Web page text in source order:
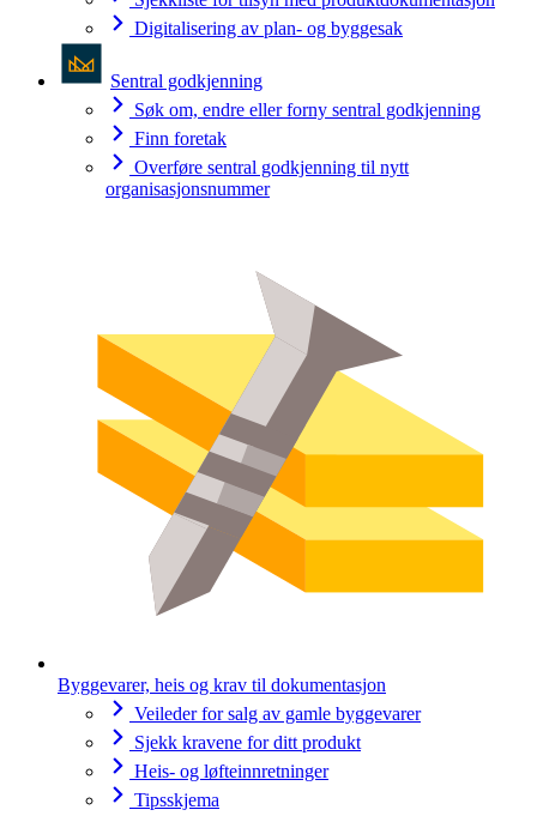
Digitalisering av plan- og byggesak
Sentral godkjenning
Søk om, endre eller forny sentral godkjenning
Finn foretak
Overføre sentral godkjenning til nytt
organisasjonsnummer
Byggevarer, heis og krav til dokumentasjon
Veileder for salg av gamle byggevarer
Sjekk kravene for ditt produkt
Heis- og løfteinnretninger
Tipsskjema